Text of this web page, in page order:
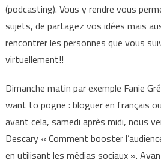
(podcasting). Vous y rendre vous
sujets, de partagez vos idées mais
rencontrer les personnes que vous
virtuellement!!
Dimanche matin par exemple Fanie
want to pogne : bloguer en français
avant cela, samedi après midi, nous
Descary « Comment booster
en utilisant les médias sociaux ».